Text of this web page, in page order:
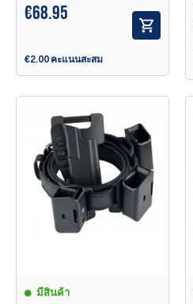
€68.95
€2.00 คะแนนสะสม
มีสินค้า